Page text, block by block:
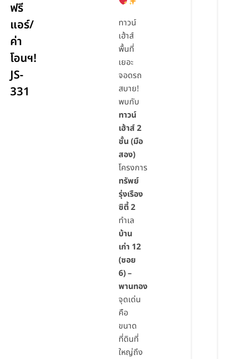
ฟรี
แอร์/
ค่า
โอนฯ!
JS-
331
ทาวน์
เฮ้าส์
พื้นที่
เยอะ
จอดรถ
สบาย!
พบกับ
ทาวน์
เฮ้าส์ 2
ชั้น (มือ
สอง)
โครงการ
ทรัพย์
รุ่งเรือง
ซิตี้ 2
ทำเล
บ้าน
เก่า 12
(ซอย
6) –
พานทอง
จุดเด่น
คือ
ขนาด
ที่ดินที่
ใหญ่ถึง